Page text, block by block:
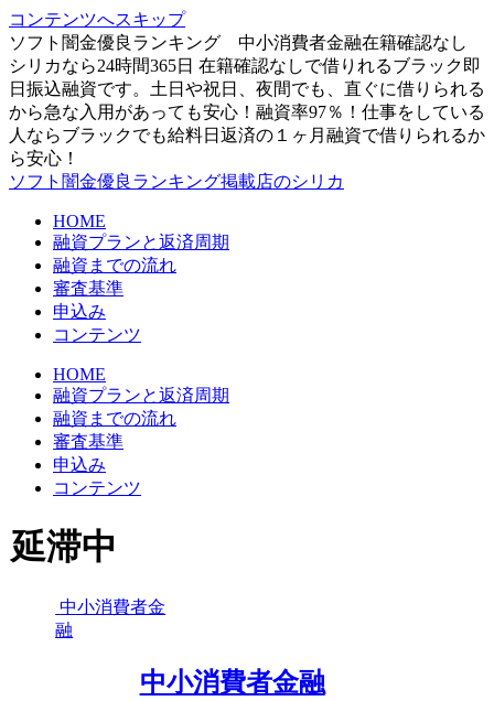
コンテンツへスキップ
ソフト闇金優良ランキング 中小消費者金融在籍確認なし
シリカなら24時間365日 在籍確認なしで借りれるブラック即
日振込融資です。土日や祝日、夜間でも、直ぐに借りられる
から急な入用があっても安心！融資率97％！仕事をしている
人ならブラックでも給料日返済の１ヶ月融資で借りられるか
ら安心！
ソフト闇金優良ランキング掲載店のシリカ
HOME
融資プランと返済周期
融資までの流れ
審査基準
申込み
コンテンツ
HOME
融資プランと返済周期
融資までの流れ
審査基準
申込み
コンテンツ
延滞中
中小消費者金
融
中小消費者金融